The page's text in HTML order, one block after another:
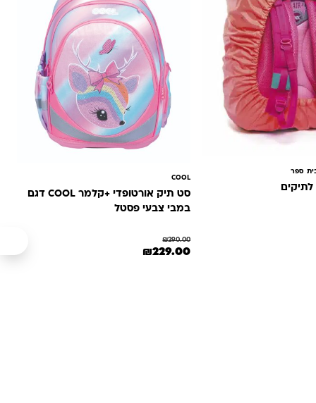
ספר
COOL
סט תיק אורטופדי +קלמר COOL דגם
במבי צבעי פסטל
₪290.00
המחיר המקורי היה: ₪290.00.
₪229.00 המחיר הנוכחי הוא: ₪229.00.